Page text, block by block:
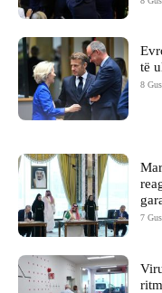
të
8
7